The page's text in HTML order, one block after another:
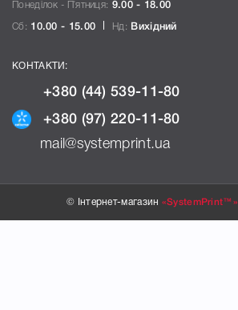
Понеділок - П`ятниця: 9.00 - 18.00
Сб: 10.00 - 15.00 Нд: Вихідний
КОНТАКТИ:
+380 (44) 539-11-80
+380 (97) 220-11-80
mail@systemprint.ua
© Інтернет-магазин «SystemPrint™»